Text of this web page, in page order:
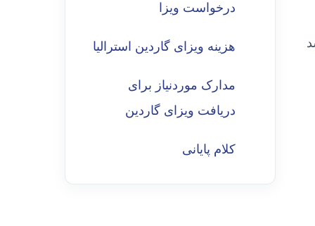
درخواست ویزا
هزینه ویزای گاردین استرالیا
مدارک موردنیاز برای
دریافت ویزای گاردین
کلام پایانی